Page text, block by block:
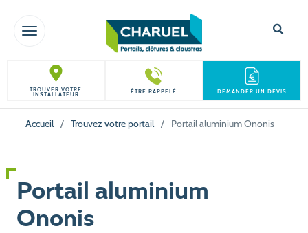
TOGGLE NAVIGATION
TROUVER VOTRE
INSTALLATEUR ÊTRE RAPPELÉ DEMANDER UN DEVIS
Accueil / Trouvez votre portail / Portail aluminium Ononis
Portail aluminium
Ononis